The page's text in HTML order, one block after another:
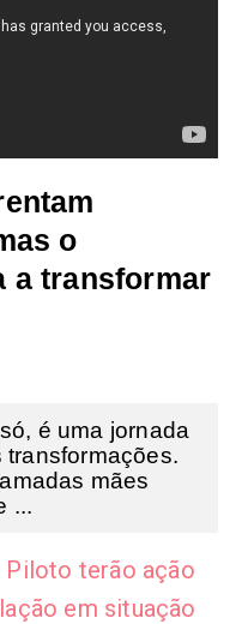
o
a transformar
é uma jornada
transformações.
mães
...
Piloto terão ação
em situação